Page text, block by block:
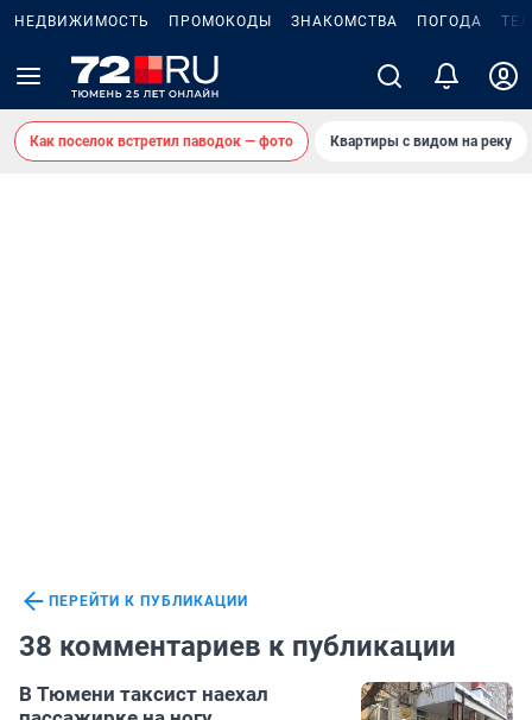
НЕДВИЖИМОСТЬ ПРОМОКОДЫ ЗНАКОМСТВА ПОГОДА
Как поселок встретил паводок — фото Квартиры с видом на реку
ПЕРЕЙТИ К ПУБЛИКАЦИИ
38 комментариев к публикации
В Тюмени таксист наехал